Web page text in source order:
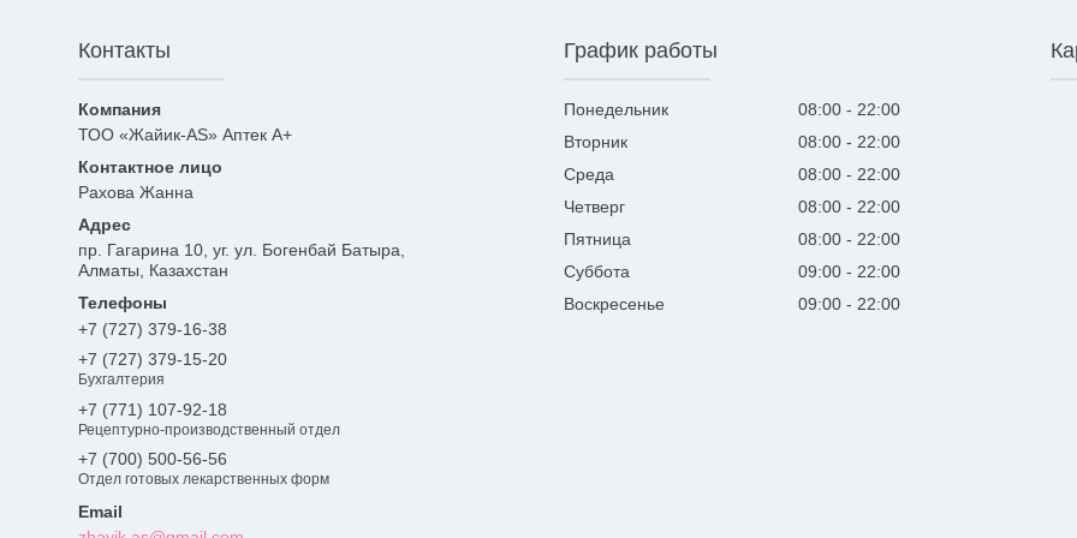
Контакты
ТОО «Жайик-AS» Аптек А+
Рахова Жанна
пр. Гагарина 10, уг. ул. Богенбай Батыра,
Алматы, Казахстан
+7 (727) 379-16-38
+7 (727) 379-15-20
Бухгалтерия
+7 (771) 107-92-18
Рецептурно-производственный отдел
+7 (700) 500-56-56
Отдел готовых лекарственных форм
График работы
Понедельник 08:00
22:00
Вторник
08:00
22:00
Среда
08:00
22:00
Четверг
08:00
22:00
Пятница
08:00
22:00
Суббота
09:00
22:00
Воскресенье
09:00 22:00